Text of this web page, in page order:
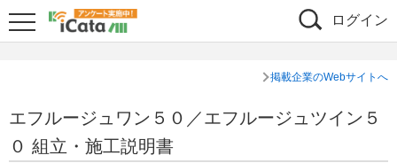
ログイン
掲載企業のWebサイトへ
エフルージュワン５０／エフルージュツイン５
０ 組立・施工説明書